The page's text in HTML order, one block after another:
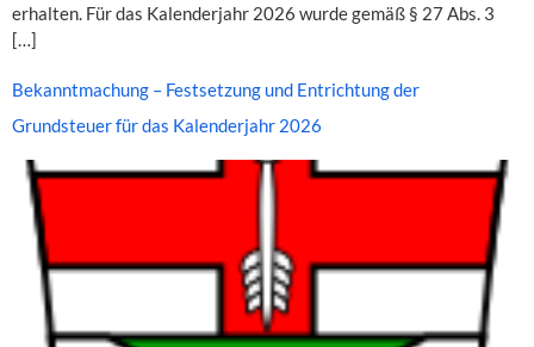
erhalten. Für das Kalenderjahr 2026 wurde gemäß § 27 Abs. 3
[…]
Bekanntmachung – Festsetzung und Entrichtung der
Grundsteuer für das Kalenderjahr 2026